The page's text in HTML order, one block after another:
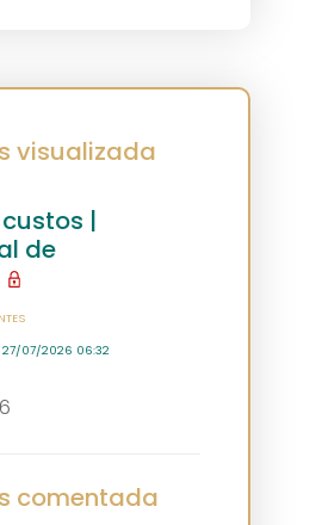
visualizada
|
de
07/2026 06:32
comentada